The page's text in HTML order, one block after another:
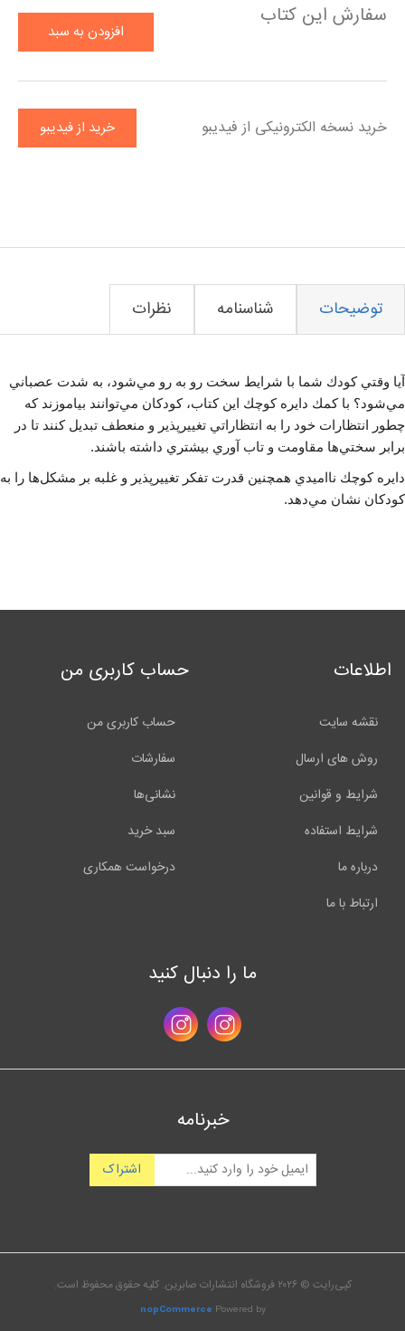
سفارش این کتاب
افزودن به سبد
خرید نسخه الکترونیکی از فیدیبو خرید از فیدیبو
توضیحات شناسنامه نظرات
آيا وقتي كودك شما با شرايط سخت رو به رو مي‌شود، به شدت عصباني
مي‌شود؟ با كمك دايره كوچك اين كتاب، كودكان مي‌توانند بياموزند كه
چطور انتظارات خود را به انتظاراتي تغييرپذير و منعطف تبديل كنند تا در
برابر سختي‌ها مقاومت و تاب آوري بيشتري داشته باشند.
دايره كوچك نااميدي همچنين قدرت تفكر تغييرپذير و غلبه بر مشكل‌ها را به
كودكان نشان مي‌دهد.
اطلاعات
نقشه سایت
روش های ارسال
شرایط و قوانین
شرایط استفاده
درباره ما
ارتباط با ما
حساب کاربری من
حساب کاربری من
سفارشات
نشانی‌ها
سبد خرید
درخواست همکاری
ما را دنبال کنید
خبرنامه
اشتراک
کپی‌رایت © ۲۰۲۶ فروشگاه انتشارات صابرین. کلیه حقوق محفوظ است.
Powered by
nopCommerce